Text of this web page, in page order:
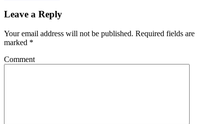
Leave a Reply
Your email address will not be published. Required fields are
marked *
Comment